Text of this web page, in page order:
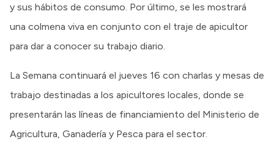
y sus hábitos de consumo. Por último, se les mostrará
una colmena viva en conjunto con el traje de apicultor
para dar a conocer su trabajo diario.
La Semana continuará el jueves 16 con charlas y mesas de
trabajo destinadas a los apicultores locales, donde se
presentarán las líneas de financiamiento del Ministerio de
Agricultura, Ganadería y Pesca para el sector.